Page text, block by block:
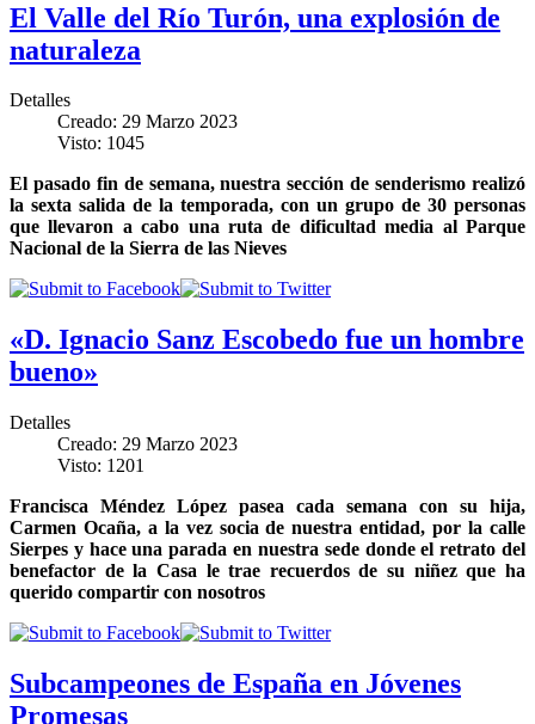
El Valle del Río Turón, una explosión de
naturaleza
Detalles
Creado: 29 Marzo 2023
Visto: 1045
El pasado fin de semana, nuestra sección de senderismo realizó
la sexta salida de la temporada, con un grupo de 30 personas
que llevaron a cabo una ruta de dificultad media al Parque
Nacional de la Sierra de las Nieves
«D. Ignacio Sanz Escobedo fue un hombre
bueno»
Detalles
Creado: 29 Marzo 2023
Visto: 1201
Francisca Méndez López pasea cada semana con su hija,
Carmen Ocaña, a la vez socia de nuestra entidad, por la calle
Sierpes y hace una parada en nuestra sede donde el retrato del
benefactor de la Casa le trae recuerdos de su niñez que ha
querido compartir con nosotros
Subcampeones de España en Jóvenes
Promesas